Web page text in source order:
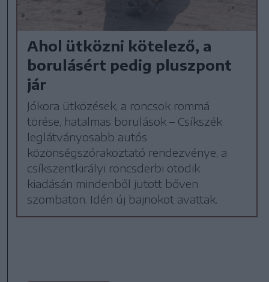
Ahol ütközni kötelező, a
borulásért pedig pluszpont
jár
Jókora ütközések, a roncsok rommá
törése, hatalmas borulások – Csíkszék
leglátványosabb autós
közönségszórakoztató rendezvénye, a
csíkszentkirályi roncsderbi ötödik
kiadásán mindenből jutott bőven
szombaton. Idén új bajnokot avattak.